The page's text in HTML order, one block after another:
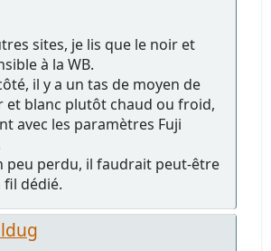
sites, je lis que le noir et
à la WB.
il y a un tas de moyen de
et blanc plutôt chaud ou froid,
avec les paramètres Fuji
peu perdu, il faudrait peut-être
dédié.